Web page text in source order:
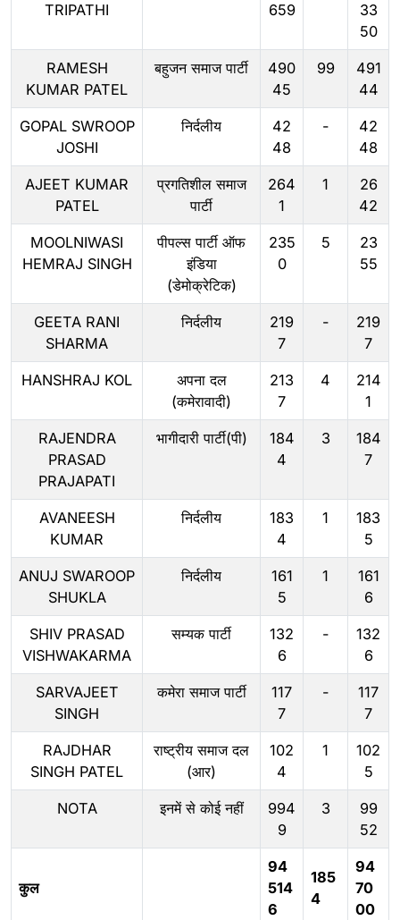
कुल
94
514
6
185
4
94
70
00
TRIPATHI
659
33
50
RAMESH
KUMAR PATEL
बहुजन समाज पार्टी
490
45
99
491
44
GOPAL SWROOP
JOSHI
निर्दलीय
42
48
-
42
48
AJEET KUMAR
PATEL
प्रगतिशील समाज
पार्टी
264
1
1
26
42
MOOLNIWASI
HEMRAJ SINGH
पीपल्स पार्टी ऑफ
इंडिया
(डेमोक्रेटिक)
235
0
5
23
55
GEETA RANI
SHARMA
निर्दलीय
219
7
-
219
7
HANSHRAJ KOL
अपना दल
(कमेरावादी)
213
7
4
214
1
RAJENDRA
PRASAD
PRAJAPATI
भागीदारी पार्टी(पी)
184
4
3
184
7
AVANEESH
KUMAR
निर्दलीय
183
4
1
183
5
ANUJ SWAROOP
SHUKLA
निर्दलीय
161
5
1
161
6
SHIV PRASAD
VISHWAKARMA
सम्यक पार्टी
132
6
-
132
6
SARVAJEET
SINGH
कमेरा समाज पार्टी
117
7
-
117
7
RAJDHAR
SINGH PATEL
राष्ट्रीय समाज दल
(आर)
102
4
1
102
5
NOTA इनमें से कोई नहीं
994
9
3
99
52